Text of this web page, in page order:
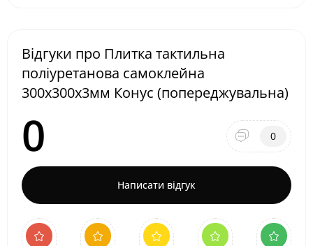
Відгуки про Плитка тактильна
поліуретанова самоклейна
300х300х3мм Конус (попереджувальна)
0 0
Написати відгук